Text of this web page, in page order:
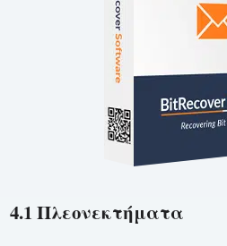
4.1 Πλεονεκτήματα